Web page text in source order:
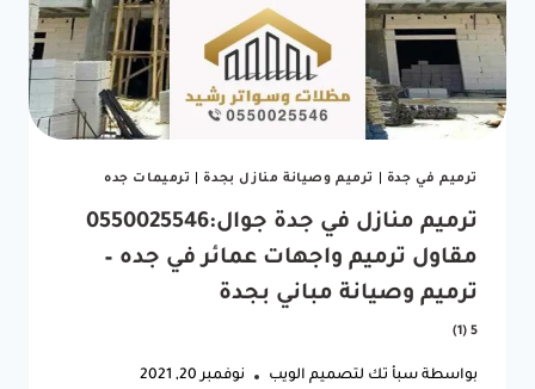
في
جده0
(0)
ترميم في جدة ترميم وصيانة منازل بجدة ترميمات جده
ترميم منازل في جدة جوال:0550025546
مقاول ترميم واجهات عمائر في جده –
ترميم وصيانة مباني بجدة
5 (1)
بواسطة سبأ تك لتصميم الويب نوفمبر 20, 2021